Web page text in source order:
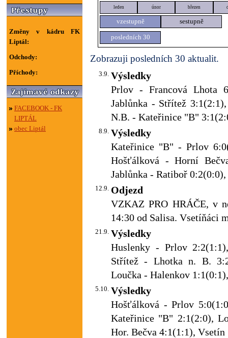
Změny v kádru FK
Liptál:
Odchody:
Příchody:
FACEBOOK - FK
LIPTÁL
obec Liptál
leden únor březen
vzestupně sestupně
posledních 30
Zobrazuji posledních 30 aktualit.
3.9. Výsledky
Prlov - Francová Lhota
Jablůnka - Střítež
N.B. - Kateřinice "B"
8.9. Výsledky
Kateřinice "B" - Prlov
Hošťálková - Horní
Jablůnka - Ratiboř
12.9. Odjezd
VZKAZ PRO HRÁČE, v
14:30 od Salisa. Vsetíňáci
21.9. Výsledky
Huslenky - Prlov
Střítež - Lhotka n. B.
Loučka - Halenkov
5.10. Výsledky
Hošťálková - Prlov
Kateřinice "B" 2:1(2:0),
Hor. Bečva 4:1(1:1),